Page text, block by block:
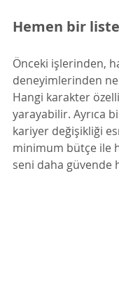
Hemen bir
Önceki işlerinden,
deneyimlerinden
Hangi karakter
yarayabilir. Ayrıca
kariyer değişikliği
minimum bütçe ile
seni daha güvende